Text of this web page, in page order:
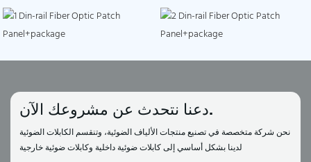
دعنا نتحدث عن مشروعك الآن.
نحن شركة متخصصة في تصنيع منتجات الألياف الضوئية، وتنقسم الكابلات الضوئية